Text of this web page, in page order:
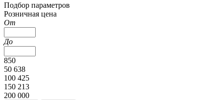
Подбор параметров
Розничная цена
От
До
850
50 638
100 425
150 213
200 000